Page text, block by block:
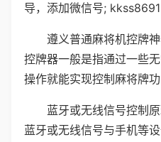
导，添加微信号; kkss8691
遵义普通麻将机控牌
控牌器一般是指通过一些
操作就能实现控制麻将牌功
蓝牙或无线信号控制
蓝牙或无线信号与手机等